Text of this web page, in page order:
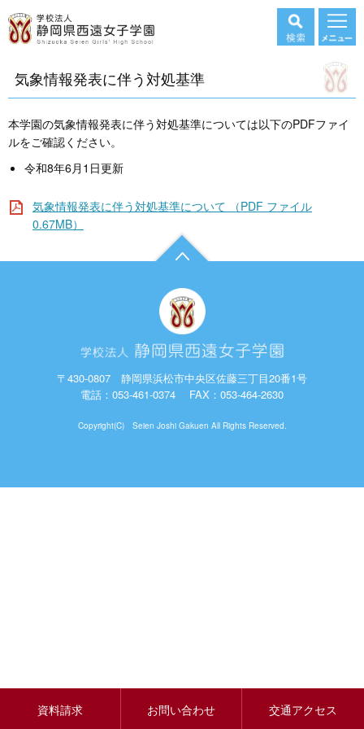
気象情報発表に伴う対処基準
本学園の気象情報発表に伴う対処基準については以下のPDFファイ
ルをご確認ください。
令和8年6月1日更新
気象情報発表に伴う対処基準について （PDF ファイル
0.67MB）
〒430-0807 静岡県浜松市中央区佐藤三丁目20番1号
電話： 053-461-0374 FAX：053-464-2630
Copyright(C) Seien Joshi Gakuen All Rights Reserved.
資料請求 お問い合わせ 交通アクセス